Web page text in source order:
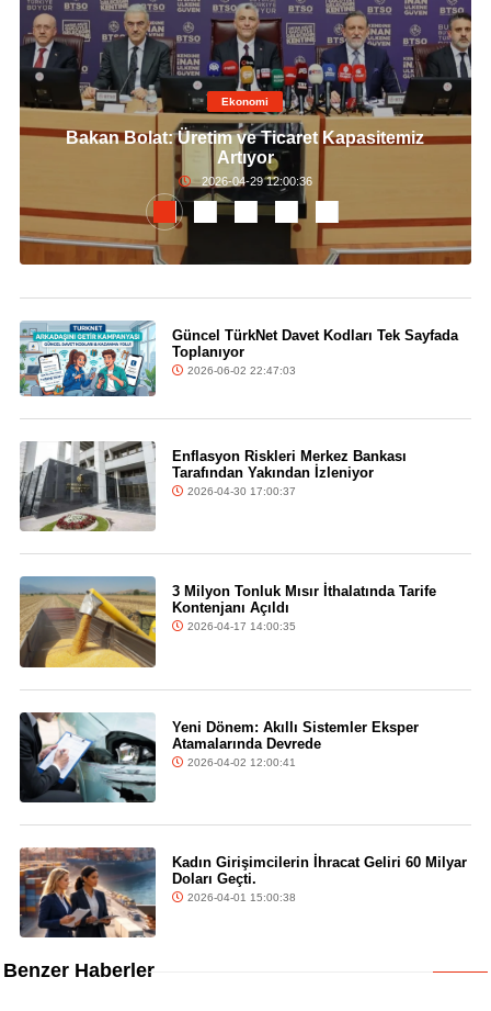
Ekonomi
Bakan Bolat: Üretim ve Ticaret Kapasitemiz
Artıyor
2026-04-29 12:00:36
Güncel TürkNet Davet Kodları Tek Sayfada
Toplanıyor
2026-06-02 22:47:03
Enflasyon Riskleri Merkez Bankası
Tarafından Yakından İzleniyor
2026-04-30 17:00:37
3 Milyon Tonluk Mısır İthalatında Tarife
Kontenjanı Açıldı
2026-04-17 14:00:35
Yeni Dönem: Akıllı Sistemler Eksper
Atamalarında Devrede
2026-04-02 12:00:41
Kadın Girişimcilerin İhracat Geliri 60 Milyar
Doları Geçti.
2026-04-01 15:00:38
Benzer Haberler